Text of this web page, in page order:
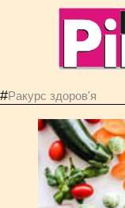
#Ракурс здоров'я